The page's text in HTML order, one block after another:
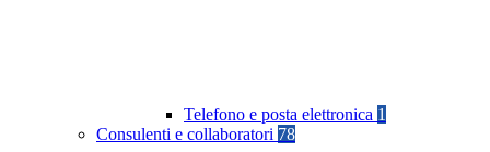
Telefono e posta elettronica 1
Consulenti e collaboratori 78